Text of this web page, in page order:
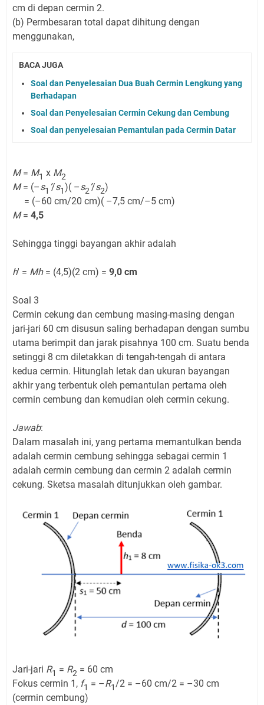
cm di depan cermin 2.
(b) Permbesaran total dapat dihitung dengan
menggunakan,
BACA JUGA
Soal dan Penyelesaian Dua Buah Cermin Lengkung yang
Berhadapan
Soal dan Penyelesaian Cermin Cekung dan Cembung
Soal dan penyelesaian Pemantulan pada Cermin Datar
M= M1 x M2
M= (–s1 ’/s1)( –s2’/s2)
= (–60 cm/20 cm)( –7,5 cm/–5 cm)
M= 4,5
Sehingga tinggi bayangan akhir adalah
h' = Mh= (4,5)(2 cm) = 9,0 cm
Soal 3
Cermin cekung dan cembung masing-masing dengan
jari-jari 60 cm disusun saling berhadapan dengan sumbu
utama berimpit dan jarak pisahnya 100 cm. Suatu benda
setinggi 8 cm diletakkan di tengah-tengah di antara
kedua cermin. Hitunglah letak dan ukuran bayangan
akhir yang terbentuk oleh pemantulan pertama oleh
cermin cembung dan kemudian oleh cermin cekung.
Jawab:
Dalam masalah ini, yang pertama memantulkan benda
adalah cermin cembung sehingga sebagai cermin 1
adalah cermin cembung dan cermin 2 adalah cermin
cekung. Sketsa masalah ditunjukkan oleh gambar.
Jari-jari R1 = R2 = 60 cm
Fokus cermin 1, f1 = –R1 /2 = –60 cm/2 = –30 cm
(cermin cembung)